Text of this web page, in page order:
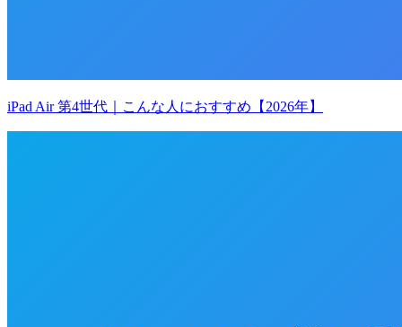
iPad Air 第4世代｜こんな人におすすめ【2026年】